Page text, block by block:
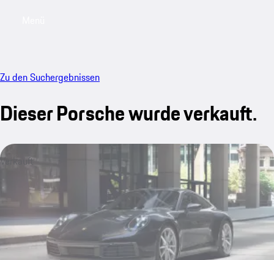
Zu den Suchergebnissen
Dieser Porsche wurde verkauft.
Verkauft